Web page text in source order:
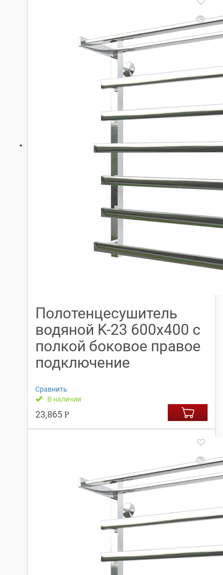
Полотенцесушитель
водяной K-23 600х400 с
полкой боковое правое
подключение
Сравнить
В наличии
23,865 Р